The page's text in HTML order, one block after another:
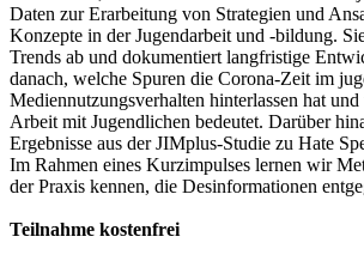
Daten zur Erarbeitung von Strategien und
Konzepte in der Jugendarbeit und -bildung.
Trends ab und dokumentiert langfristige
danach, welche Spuren die Corona-Zeit im
Mediennutzungsverhalten hinterlassen hat
Arbeit mit Jugendlichen bedeutet. Darüber
Ergebnisse aus der JIMplus-Studie zu Hate
Im Rahmen eines Kurzimpulses lernen wir
der Praxis kennen, die Desinformationen
Teilnahme kostenfrei